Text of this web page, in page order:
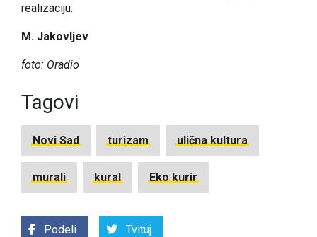
realizaciju.
M. Jakovljev
foto: Oradio
Tagovi
Novi Sad turizam ulična kultura
murali kural Eko kurir
Podeli Tvituj